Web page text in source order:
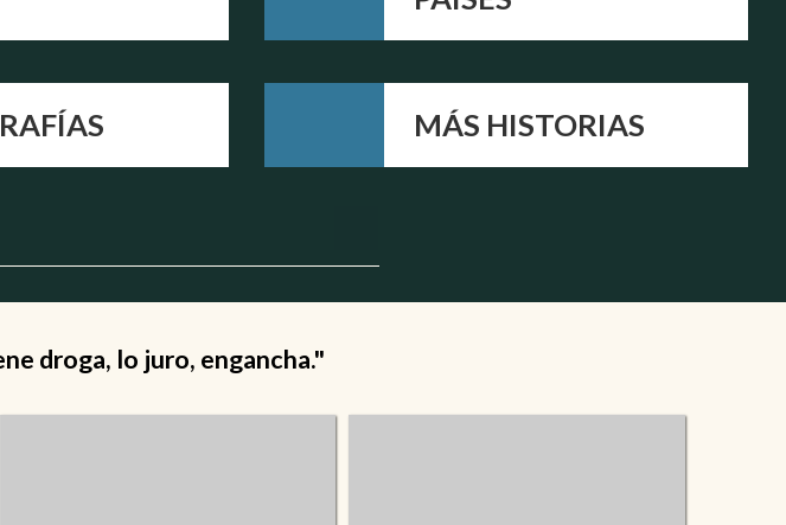
MÁS HISTORIAS
droga, lo juro, engancha."